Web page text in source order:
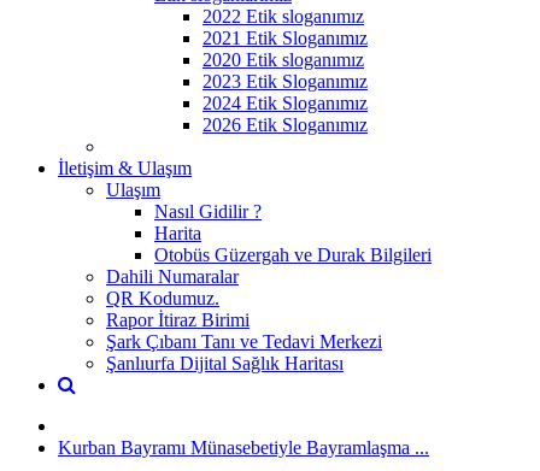
2022 Etik sloganımız
2021 Etik Sloganımız
2020 Etik sloganımız
2023 Etik Sloganımız
2024 Etik Sloganımız
2026 Etik Sloganımız
İletişim & Ulaşım
Ulaşım
Nasıl Gidilir ?
Harita
Otobüs Güzergah ve Durak Bilgileri
Dahili Numaralar
QR Kodumuz.
Rapor İtiraz Birimi
Şark Çıbanı Tanı ve Tedavi Merkezi
Şanlıurfa Dijital Sağlık Haritası
Kurban Bayramı Münasebetiyle Bayramlaşma ...